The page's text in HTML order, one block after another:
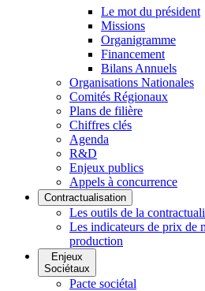
Le mot du président
Missions
Organigramme
Financement
Bilans Annuels
Organisations Nationales
Comités Régionaux
Plans de filière
Chiffres clés
Agenda
R&D
Enjeux publics
Appels à concurrence
Contractualisation
Les outils de la
Les indicateurs de prix de
production
Enjeux
Sociétaux
Pacte sociétal